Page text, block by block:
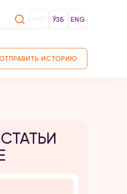
РУС ЎЗБ ENG
ОТПРАВИТЬ ИСТОРИЮ